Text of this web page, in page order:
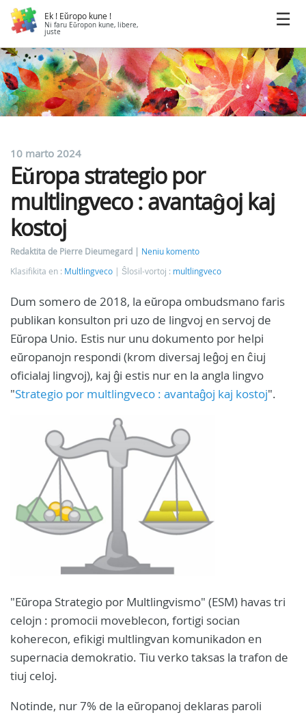
Ek ! Eŭropo kune !
Ni faru Eŭropon kune, libere,
juste
10 marto 2024
Eŭropa strategio por
multlingveco : avantaĝoj kaj
kostoj
Redaktita de Pierre Dieumegard
Neniu komento
Klasifikita en : Multlingveco Ŝlosil-vortoj : multlingveco
Dum somero de 2018, la eŭropa ombudsmano faris
publikan konsulton pri uzo de lingvoj en servoj de
Eŭropa Unio. Estis nur unu dokumento por helpi
eŭropanojn respondi (krom diversaj leĝoj en ĉiuj
oficialaj lingvoj), kaj ĝi estis nur en la angla lingvo
"Strategio por multlingveco : avantaĝoj kaj kostoj".
"Eŭropa Strategio por Multlingvismo" (ESM) havas tri
celojn : promocii moveblecon, fortigi socian
koherecon, efikigi multlingvan komunikadon en
supernacia demokratio. Tiu verko taksas la trafon de
tiuj celoj.
Notinde, nur 7% de la eŭropanoj deklaras paroli